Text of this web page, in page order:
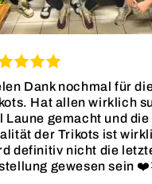
Dank nochmal für
Hat allen wirklich
Laune gemacht und die
der Trikots ist
definitiv nicht die
gewesen sein